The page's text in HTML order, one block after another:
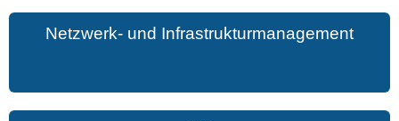
Netzwerk- und Infrastrukturmanagement